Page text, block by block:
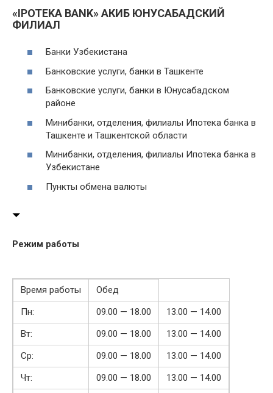
«IPOTEKA BANK» АКИБ ЮНУСАБАДСКИЙ
ФИЛИАЛ
Банки Узбекистана
Банковские услуги, банки в Ташкенте
Банковские услуги, банки в Юнусабадском
районе
Минибанки, отделения, филиалы Ипотека банка в
Ташкенте и Ташкентской области
Минибанки, отделения, филиалы Ипотека банка в
Узбекистане
Пункты обмена валюты
Режим работы
Время работы
Обед
Пн:
09.00 — 18.00
13.00 — 14.00
Вт:
09.00 — 18.00
13.00 — 14.00
Ср:
09.00 — 18.00
13.00 — 14.00
Чт:
09.00 — 18.00
13.00 — 14.00